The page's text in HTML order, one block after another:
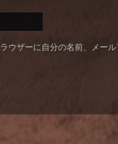
ウザーに自分の名前、メー